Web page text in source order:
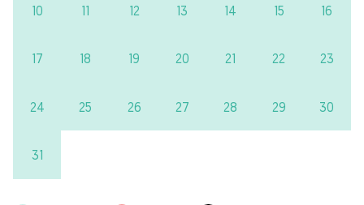
10 11 12 13 14 15 16
17 18 19 20 21 22 23
24 25 26 27 28 29 30
31